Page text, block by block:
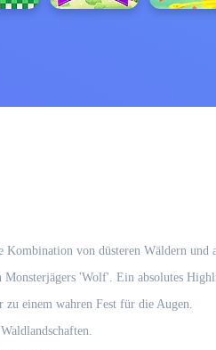
von düsteren Wäldern
'Wolf'. Ein absolutes
zu einem wahren Fest für die Augen.